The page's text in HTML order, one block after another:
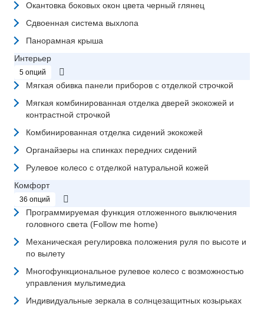
Окантовка боковых окон цвета черный глянец
Сдвоенная система выхлопа
Панорамная крыша
Интерьер
5 опций
Мягкая обивка панели приборов с отделкой строчкой
Мягкая комбинированная отделка дверей экокожей и
контрастной строчкой
Комбинированная отделка сидений экокожей
Органайзеры на спинках передних сидений
Рулевое колесо с отделкой натуральной кожей
Комфорт
36 опций
Программируемая функция отложенного выключения
головного света (Follow me home)
Механическая регулировка положения руля по высоте и
по вылету
Многофункциональное рулевое колесо с возможностью
управления мультимедиа
Индивидуальные зеркала в солнцезащитных козырьках